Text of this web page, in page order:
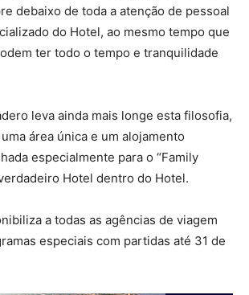
debaixo de toda a atenção de pessoal
do Hotel, ao mesmo tempo que
ter todo o tempo e tranquilidade
leva ainda mais longe esta filosofia,
área única e um alojamento
especialmente para o “Family
Hotel dentro do Hotel.
a todas as agências de viagem
especiais com partidas até 31 de